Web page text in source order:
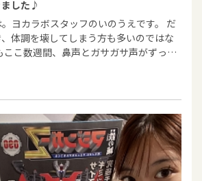
した♪
ヨカラボスタッフのいのうえです。 だ
体調を壊してしまう方も多いのではな
ここ数週間、鼻声とガサガサ声がずっ…